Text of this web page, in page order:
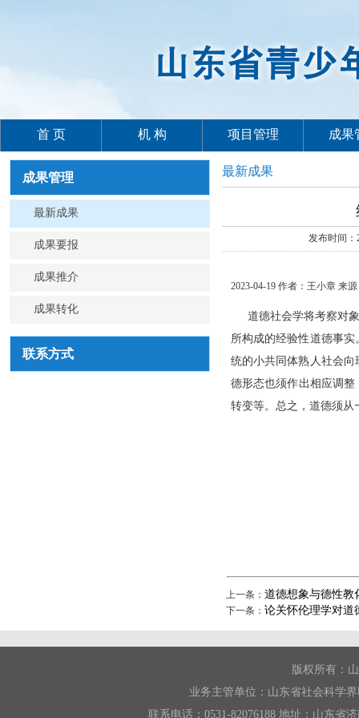
首 页 机 构 项目管理 成果
成果管理
最新成果
成果要报
成果推介
成果转化
联系方式
最新成果
发布时间
2023-04-19 作者：王小章 来
道德社会学将考察对
所构成的经验性道德事
统的小共同体熟人社会
德形态也须作出相应调
转变等。总之，道德须从
上一条： 道德想象与德性教
下一条： 论关怀伦理学对
版权所有：
业务主管单位：山东省社会科学
联系电话：0531-82076188 地址：山东省